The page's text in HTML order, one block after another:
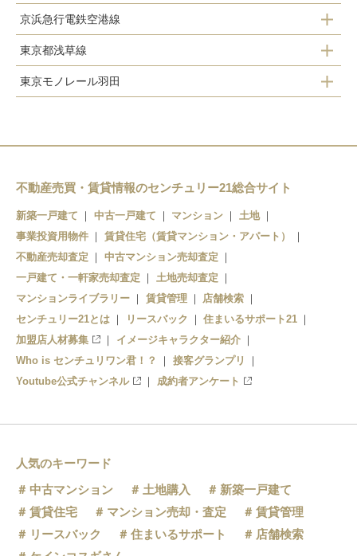
武蔵新田駅
矢口渡駅
石川台駅
御嶽山駅
池上駅
蓮沼駅
田園調布駅
多摩川駅
平和島駅
大森町駅
梅屋敷駅
六郷土手駅
京浜急行電鉄空港線
京急蒲田駅
糀谷駅
天空橋駅
羽田第３ターミナル駅
羽田第１・第２タ駅
東京都浅草線
馬込駅
東京モノレール羽田
羽田第１ターミナル駅
新整備場駅
羽田第３ターミナル駅
天空橋駅
整備場駅
昭和島駅
流通センター駅
不動産売買・賃貸情報のセンチュリー21総合サイト
新築一戸建て 中古一戸建て マンション
土地
事業投資用物件
賃貸住宅（賃貸マンション・アパート）
不動産売却査定
中古マンション売却査定
一戸建て・一軒家売却査定
土地売却査定
マンションライブラリー
賃貸管理
店舗検索
センチュリー21とは
リースバック
住まいるサポート21
加盟店人材募集
イメージキャラクター紹介
Who is センチュリワン君！？
接客グランプリ
Youtube公式チャンネル
成約者アンケート
人気のキーワード
中古マンション
土地購入
新築一戸建て
賃貸住宅
マンション売却・査定
賃貸管理
リースバック
住まいるサポート
店舗検索